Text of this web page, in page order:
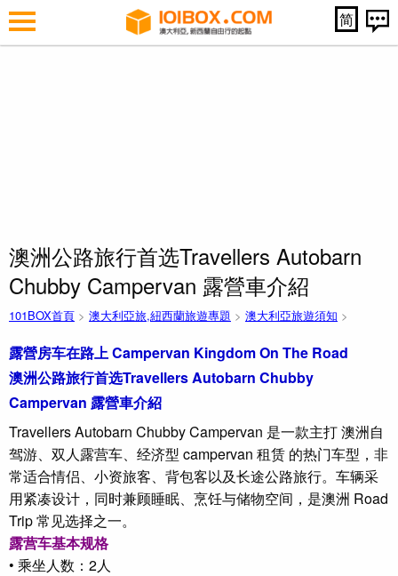
简
澳洲公路旅行首选Travellers Autobarn
Chubby Campervan 露營車介紹
101BOX首頁 > 澳大利亞旅,紐西蘭旅遊專題 > 澳大利亞旅遊須知 >
露營房车在路上 Campervan Kingdom On The Road
澳洲公路旅行首选Travellers Autobarn Chubby
Campervan 露營車介紹
Travellers Autobarn Chubby Campervan 是一款主打 澳洲自
驾游、双人露营车、经济型 campervan 租赁 的热门车型，非
常适合情侣、小资旅客、背包客以及长途公路旅行。车辆采
用紧凑设计，同时兼顾睡眠、烹饪与储物空间，是澳洲 Road
Trip 常见选择之一。
露营车基本规格
• 乘坐人数：2人